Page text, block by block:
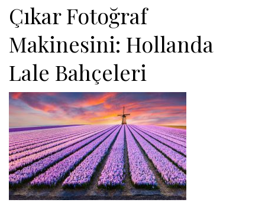
Çıkar Fotoğraf
Makinesini: Hollanda
Lale Bahçeleri